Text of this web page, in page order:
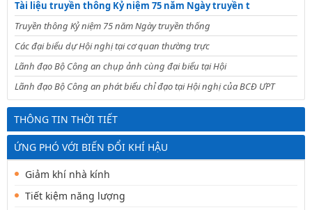
Tài liệu truyền thông Kỷ niệm 75 năm Ngày truyền t
Truyền thông Kỷ niệm 75 năm Ngày truyền thống
Các đại biểu dự Hội nghị tại cơ quan thường trực
Lãnh đạo Bộ Công an chụp ảnh cùng đại biểu tại Hội
Lãnh đạo Bộ Công an phát biểu chỉ đạo tại Hội nghị của BCĐ ƯPT
THÔNG TIN THỜI TIẾT
ỨNG PHÓ VỚI BIẾN ĐỔI KHÍ HẬU
Giảm khí nhà kính
Tiết kiệm năng lượng